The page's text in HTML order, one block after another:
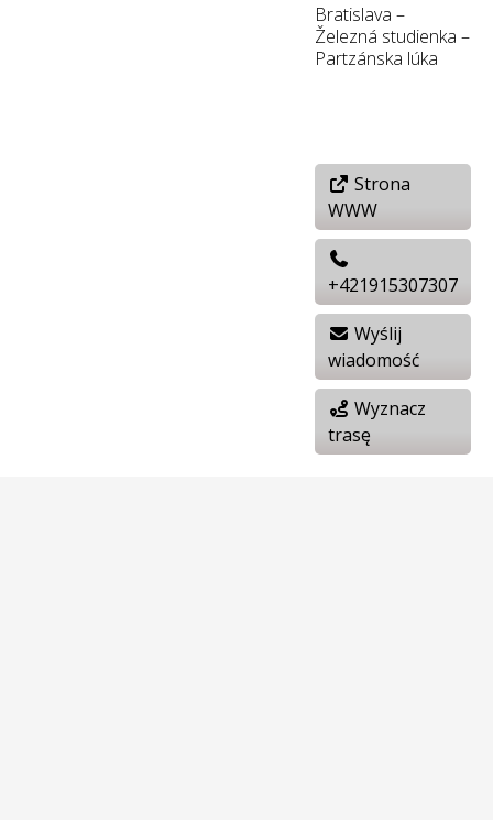
Bratislava –
Železná studienka –
Partzánska lúka
Strona
WWW
+421915307307
Wyślij
wiadomość
Wyznacz
trasę